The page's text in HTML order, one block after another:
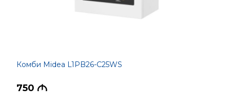
Комби Midea L1PB26-C25WS
750 M